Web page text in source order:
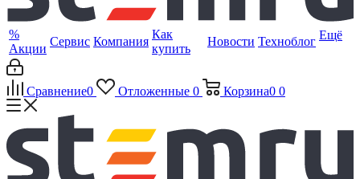
%
Акции
Сервис Компания
Как
купить
Новости Техноблог Ещё
Сравнение0 Отложенные 0 Корзина0 0